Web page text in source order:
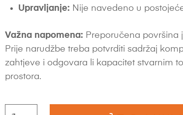
Upravljanje: Nije navedeno u
Važna napomena: Preporučena površina
Prije narudžbe treba potvrditi sadržaj
zahtjeve i odgovara li kapacitet stvarnim
prostora.